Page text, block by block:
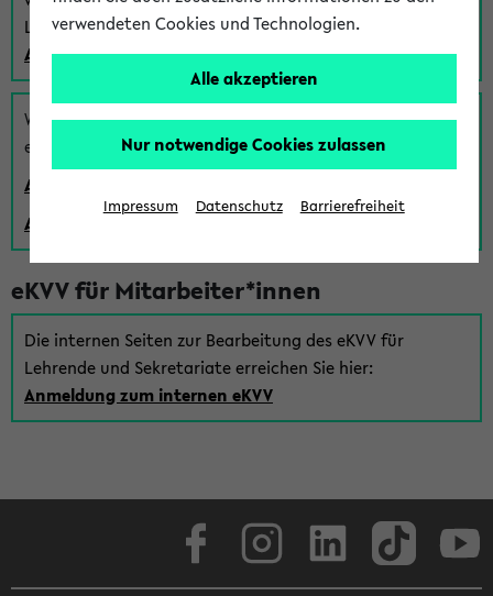
Login:
Anmeldung zum eKVV der Studierenden
Wenn Sie (noch) kein Uni Login haben, können Sie das
eKVV auch über einen Gastzugang verwenden:
Anmeldung über einen vorhandenen Gastzugang
Anlegen eines neuen Gastzugangs
eKVV für Mitarbeiter*innen
Die internen Seiten zur Bearbeitung des eKVV für
Lehrende und Sekretariate erreichen Sie hier:
Anmeldung zum internen eKVV
verwendeten Cookies und Technologien.
Alle akzeptieren
Nur notwendige Cookies zulassen
Impressum Datenschutz Barrierefreiheit